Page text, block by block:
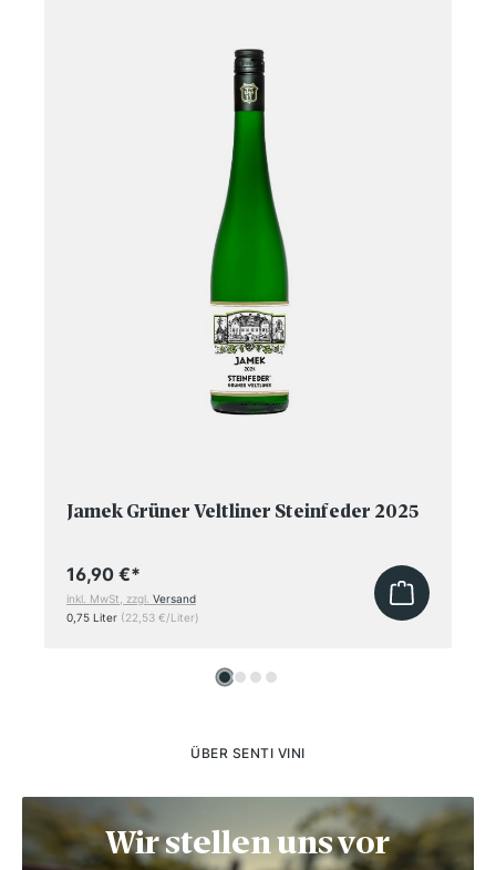
Jamek Grüner Veltliner Steinfeder 2025
16,90 €*
inkl. MwSt, zzgl. Versand
0,75 Liter (22,53 €/Liter)
ÜBER SENTI VINI
Wir stellen uns vor